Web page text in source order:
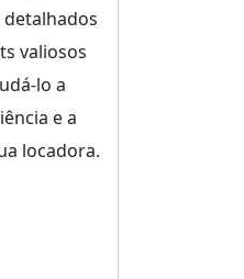
valiosos
lo a
e a
locadora.